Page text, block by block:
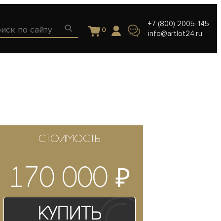
0
+7 (800) 2005-145
info@artlot24.ru
СТОИМОСТЬ
170 000 ₽
Купить